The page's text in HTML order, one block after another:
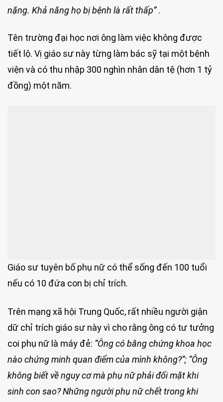
nặng. Khả năng họ bị bệnh là rất thấp”.
Tên trường đại học nơi ông làm việc không được
tiết lộ. Vị giáo sư này từng làm bác sỹ tại một bệnh
viện và có thu nhập 300 nghìn nhân dân tệ (hơn 1 tỷ
đồng) một năm.
Giáo sư tuyên bố phụ nữ có thể sống đến 100 tuổi
nếu có 10 đứa con bị chỉ trích.
Trên mạng xã hội Trung Quốc, rất nhiều người giận
dữ chỉ trích giáo sư này vì cho rằng ông có tư tưởng
coi phụ nữ là máy đẻ: “Ông có bằng chứng khoa học
nào chứng minh quan điểm của mình không?”; “Ông
không biết về nguy cơ mà phụ nữ phải đối mặt khi
sinh con sao? Những người phụ nữ chết trong khi